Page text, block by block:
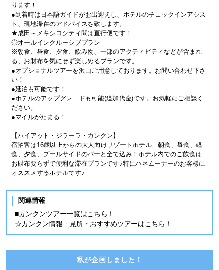
ります！
●到着時は日本語ガイドがお出迎えし、ホテルのチェックインアシス
ト、現地滞在のアドバイスを致します。
★成田～メキシコシティ間は直行便です！
◎オールインクルーシブプラン
※朝食、昼食、夕食、飲み物、一部のアクティビティなどが含まれ
る、お財布を気にせず楽しめるプランです。
●オプショナルツアーを沢山ご用意しております。お問い合わせ下さ
い！
●延泊も可能です！
●ホテルのアップグレードも可能(追加代金)です。お気軽にご相談く
ださい。
●マイルがたまる！
【ハイアット・ジラーラ・カンクン】
宿泊客は16歳以上からの大人向けリゾートホテル。朝食、昼食、軽
食、夕食、プールサイドのバーと全て込み！ホテル内でのご飲食は
お財布要らずで便利な滞在プランです♪特にハネムーナーのお客様に
オススメするホテルです♪
関連情報
■カンクンツアー一覧はこちら！
☆カンクン情報・見所・おすすめツアーはこちら！
私が企画しました！